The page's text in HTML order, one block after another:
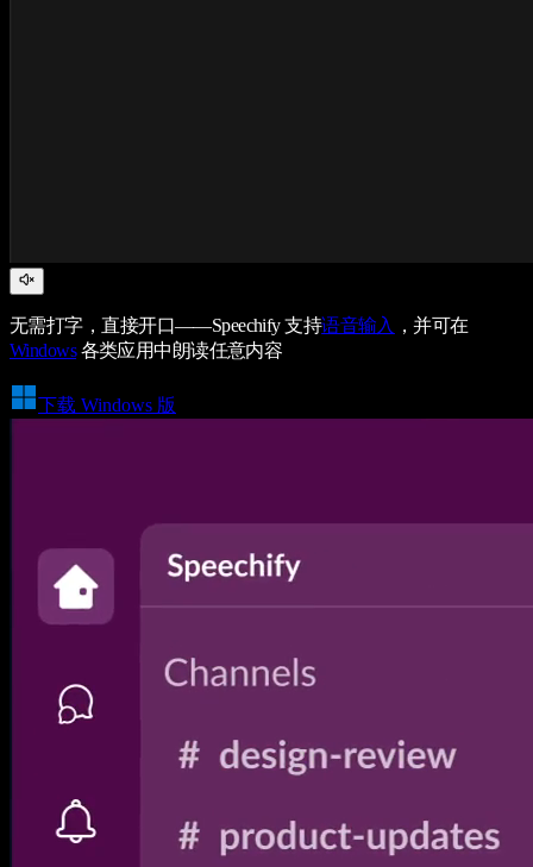
无需打字，直接开口——Speechify 支持语音输入 ，并可在
Windows各类应用中朗读任意内容
下载 Windows 版